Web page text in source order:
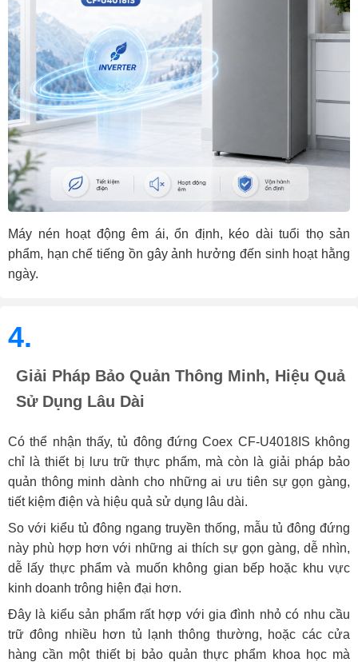
Máy nén hoạt động êm ái, ổn định, kéo dài tuổi thọ sản
phẩm, hạn chế tiếng ồn gây ảnh hưởng đến sinh hoạt hằng
ngày.
4.
Giải Pháp Bảo Quản Thông Minh, Hiệu Quả
Sử Dụng Lâu Dài
Có thể nhận thấy, tủ đông đứng Coex CF-U4018IS không
chỉ là thiết bị lưu trữ thực phẩm, mà còn là giải pháp bảo
quản thông minh dành cho những ai ưu tiên sự gọn gàng,
tiết kiệm điện và hiệu quả sử dụng lâu dài.
So với kiểu tủ đông ngang truyền thống, mẫu tủ đông đứng
này phù hợp hơn với những ai thích sự gọn gàng, dễ nhìn,
dễ lấy thực phẩm và muốn không gian bếp hoặc khu vực
kinh doanh trông hiện đại hơn.
Đây là kiểu sản phẩm rất hợp với gia đình nhỏ có nhu cầu
trữ đông nhiều hơn tủ lạnh thông thường, hoặc các cửa
hàng cần một thiết bị bảo quản thực phẩm khoa học mà